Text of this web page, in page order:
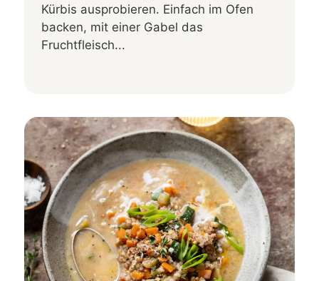
Kürbis ausprobieren. Einfach im Ofen
backen, mit einer Gabel das
Fruchtfleisch...